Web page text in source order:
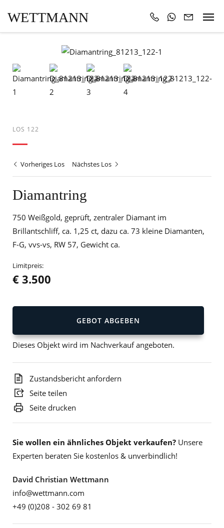
WETTMANN
LOS 122
Vorheriges Los Nächstes Los
Diamantring
750 Weißgold, geprüft, zentraler Diamant im
Brillantschliff, ca. 1,25 ct, dazu ca. 73 kleine Diamanten,
F-G, vvs-vs, RW 57, Gewicht ca.
Limitpreis:
€ 3.500
GEBOT ABGEBEN
Dieses Objekt wird im Nachverkauf angeboten.
Zustandsbericht anfordern
Seite teilen
Seite drucken
Sie wollen ein ähnliches Objekt verkaufen? Unsere
Experten beraten Sie kostenlos & unverbindlich!
David Christian Wettmann
info@wettmann.com
+49 (0)208 - 302 69 81